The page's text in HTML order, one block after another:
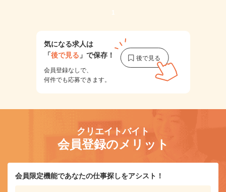
1
気になる求人は
「後で見る 」で保存！
会員登録なしで、
何件でも応募できます。
クリエイトバイト
会員登録のメリット
会員限定機能であなたの仕事探しをアシスト！